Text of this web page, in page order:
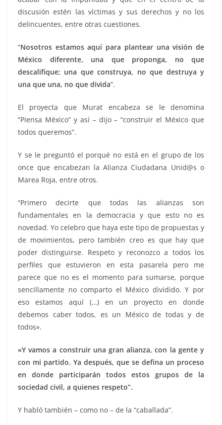
discusión estén las víctimas y sus derechos y no los
delincuentes, entre otras cuestiones.
“Nosotros estamos aquí para plantear una visión de
México diferente, una que proponga, no que
descalifique; una que construya, no que destruya y
una que una, no que divida”.
El proyecta que Murat encabeza se le denomina
“Piensa México” y así – dijo – “construir el México que
todos queremos”.
Y se le preguntó el porqué no está en el grupo de los
once que encabezan la Alianza Ciudadana Unid@s o
Marea Roja, entre otros.
“Primero decirte que todas las alianzas son
fundamentales en la democracia y que esto no es
novedad. Yo celebro que haya este tipo de propuestas y
de movimientos, pero también creo es que hay que
poder distinguirse. Respeto y reconozco a todos los
perfiles que estuvieron en esta pasarela pero me
parece que no es el momento para sumarse, porque
sencillamente no comparto el México dividido. Y por
eso estamos aquí (…) en un proyecto en donde
debemos caber todos, es un México de todas y de
todos».
«Y vamos a construir una gran alianza, con la gente y
con mi partido. Ya después, que se defina un proceso
en donde participarán todos estos grupos de la
sociedad civil, a quienes respeto”.
Y habló también – como no – de la “caballada”.